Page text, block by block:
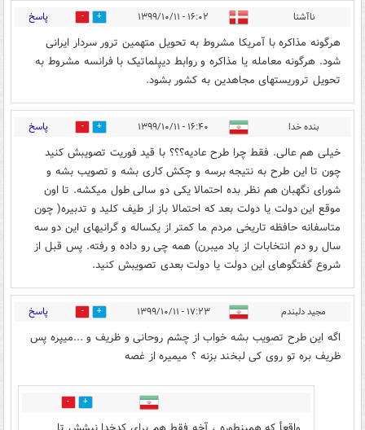
ناآشنا ۱۶:۰۲ - ۱۳۹۹/۱۰/۱۱ 39 پاسخ
هرگونه مذاکره با آمریکا مشروط به تحویل متهمین ترور سردار ایرانی
شود. هرگونه معامله یا مذاکره و روابط دیپلماتیک با فرانسه مشروط به
تحویل تروریستهای مجاهدین به کشور بشود.
بنده خدا ۱۶:۴۰ - ۱۳۹۹/۱۰/۱۱ 16 پاسخ
خیلی هم عالی. فقط چرا طرح عادیه؟؟؟ با قید فوریت تصویبش کنید
چون تا این طرح به نتیجه برسه و چکش کاری بشه و تصویب بشه و
شورای نگهبان هم نظر بده احتمالا یکی دو سالی طول میکشه. تا اون
موقع این دولت یا دولت بعد که احتمالا باز از طیف کلید و تدبیره( چون
متاسفانه حافظه تاریخی مردم ما کمتر از یکساله و گرانیهای این دو سه
سال رو دم انتخابات از یاد میبرن) همه چی رو داده و رفته. پس قبل از
شروع گفتگوهای این دولت یا دولت بعدی تصویبش کنید.
مجید دلبندم ۱۷:۲۳ - ۱۳۹۹/۱۰/۱۱ 21 پاسخ
اگه این طرح تصویب بشه خواب از چشم روحانی و ظریف و ...میپره پس
ظریف بره تو روی کی لبخند بزنه ؟ میمیره از غصه
7